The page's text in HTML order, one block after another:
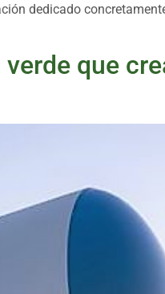
dedicado
que